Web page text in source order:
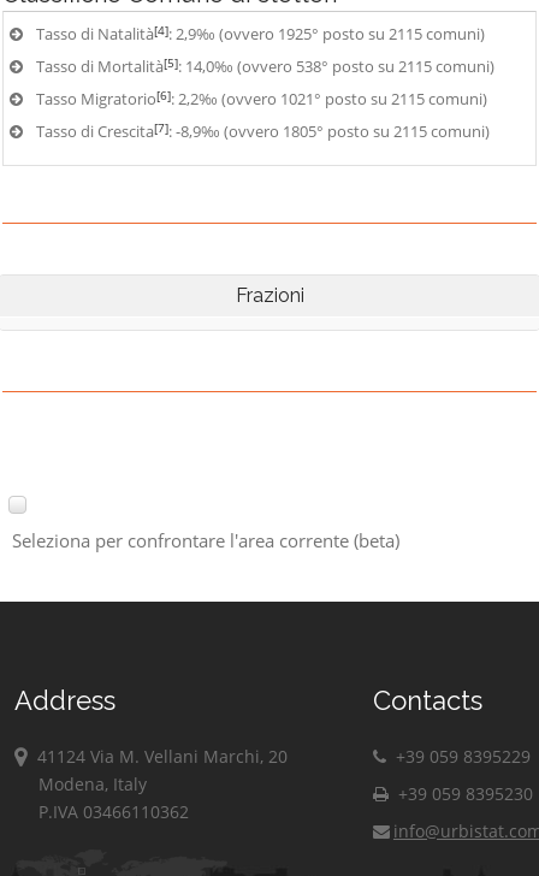
Tasso di Natalità[4]: 2,9‰ (ovvero 1925° posto su 2115 comuni)
Tasso di Mortalità[5]: 14,0‰ (ovvero 538° posto su 2115 comuni)
Tasso Migratorio[6]: 2,2‰ (ovvero 1021° posto su 2115 comuni)
Tasso di Crescita[7]: -8,9‰ (ovvero 1805° posto su 2115 comuni)
Frazioni
Seleziona per confrontare l'area corrente (beta)
Address
41124 Via M. Vellani Marchi, 20
Modena, Italy
P.IVA 03466110362
Contacts
+39 059 8395229
+39 059 8395230